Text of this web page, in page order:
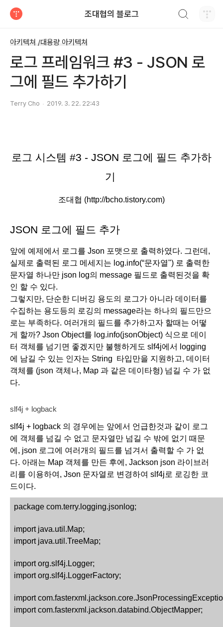
조대협의 블로그
아키텍쳐 /대용량 아키텍쳐
로그 프레임워크 #3 - JSON 로
그에 필드 추가하기
Terry Cho 2019. 3. 22. 22:43
로그 시스템 #3 - JSON 로그에 필드 추가하
기
조대협 (http://bcho.tistory.com)
JSON 로그에 필드 추가
앞에 예제에서 로그를 Json 포맷으로 출력하였다. 그런데,
실제로 출력된 로그 메세지는 log.info(“문자열") 로 출력한
문자열 하나만 json log의 message 필드로 출력된것을 확
인 할 수 있다.
그렇지만, 단순한 디버깅 용도의 로그가 아니라 데이터를
수집하는 용도등의 로깅의 message라는 하나의 필드만으
로는 부족하다. 여러개의 필드를 추가하고자 할때는 어떻
게 할까? Json Object를 log.info(jsonObject) 식으로 데이
터 객체를 넘기면 좋겠지만 불행하게도 slf4j에서 logging
에 남길 수 있는 인자는 String  타입만을 지원하고, 데이터
객체를 (json 객체나, Map 과 같은 데이타형) 넘길 수 가 없
다.
slf4j + logback
slf4j + logback 의 경우에는 앞에서 언급한것과 같이 로그
에 객체를 넘길 수 없고 문자열만 넘길 수 밖에 없기 때문
에, json 로그에 여러개의 필드를 넘겨서 출력할 수 가 없
다. 아래는 Map 객체를 만든 후에, Jackson json 라이브러
리를 이용하여, Json 문자열로 변경하여 slf4j로 로깅한 코
드이다.
package com.terry.logging.jsonlog;
import java.util.Map;
import java.util.TreeMap;
import org.slf4j.Logger;
import org.slf4j.LoggerFactory;
import
import com.fasterxml.jackson.databind.ObjectMapper;